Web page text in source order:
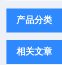
产品分类
相关文章